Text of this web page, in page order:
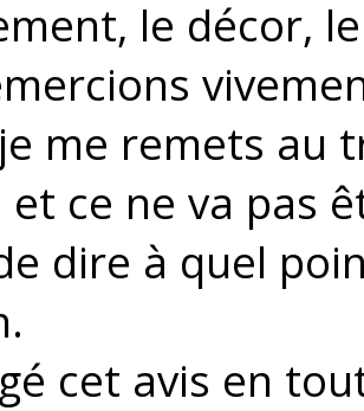
le décor,
me remets
et ce ne va pas
dire à quel
cet avis en